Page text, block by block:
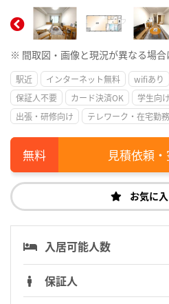
※ 間取図・画像と現況が異なる場合
駅近 インターネット無料 wifiあり
保証人不要
カード決済OK 学生向け
出張・研修向け
テレワーク・在宅勤
見積依頼
お気に
入居可能人数
保証人